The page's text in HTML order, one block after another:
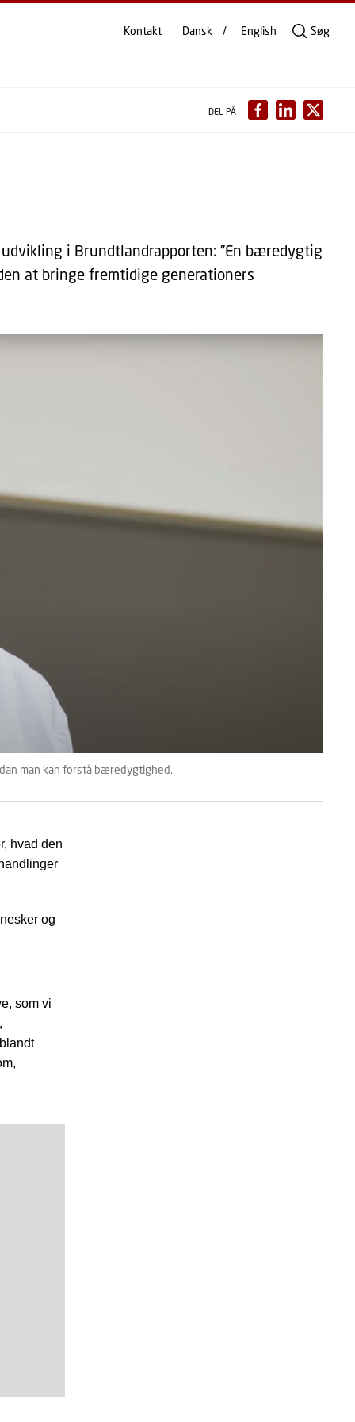
Kontakt Dansk English Søg
DEL PÅ
i Brundtlandrapporten: ”En bæredygtig
at bringe fremtidige generationers
cookies
funktionalitet og målretning cookies
man kan forstå bæredygtighed.
hvad den
og
som vi